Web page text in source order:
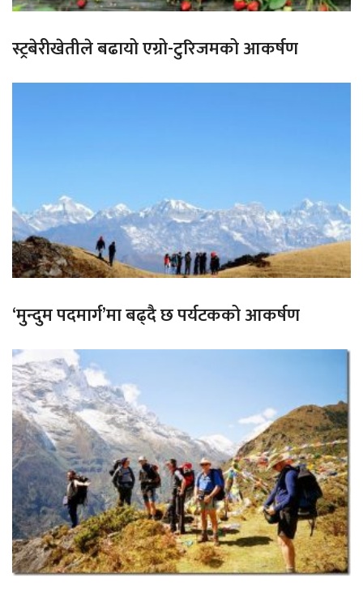
स्ट्रबेरीखेतीले बढायो एग्रो-टुरिजमको आकर्षण
‘मुन्दुम पदमार्ग’मा बढ्दै छ पर्यटकको आकर्षण